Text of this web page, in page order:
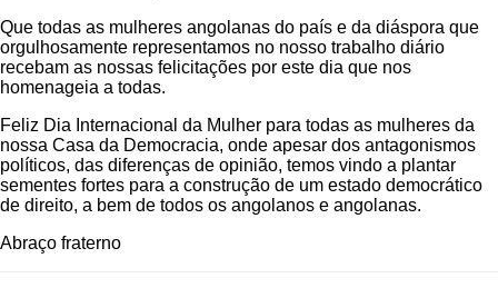
Que todas as mulheres angolanas do país e da diáspora que
orgulhosamente representamos no nosso trabalho diário
recebam as nossas felicitações por este dia que nos
homenageia a todas.
Feliz Dia Internacional da Mulher para todas as mulheres da
nossa Casa da Democracia, onde apesar dos antagonismos
políticos, das diferenças de opinião, temos vindo a plantar
sementes fortes para a construção de um estado democrático
de direito, a bem de todos os angolanos e angolanas.
Abraço fraterno